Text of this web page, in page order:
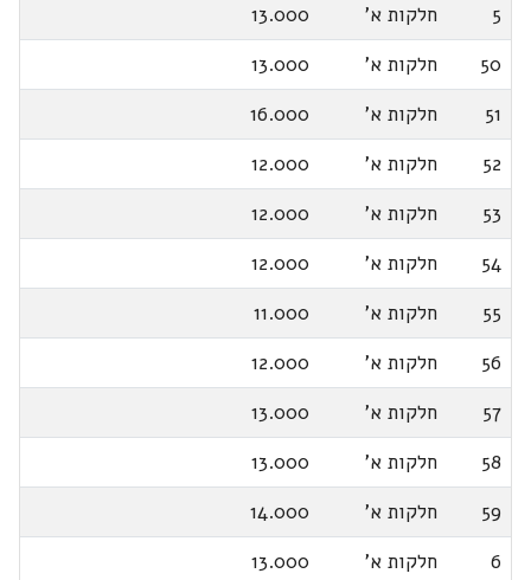
5
חלקות א'
13.000
50
חלקות א'
13.000
51
חלקות א'
16.000
52
חלקות א'
12.000
53
חלקות א'
12.000
54
חלקות א'
12.000
55
חלקות א'
11.000
56
חלקות א'
12.000
57
חלקות א'
13.000
58
חלקות א'
13.000
59
חלקות א'
14.000
6
חלקות א' 13.000